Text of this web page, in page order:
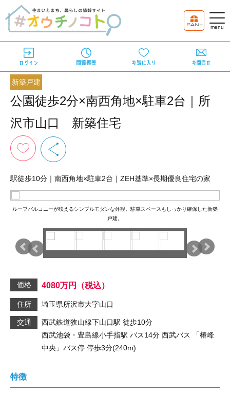
新築戸建
公園徒歩2分×南西角地×駐車2台｜所
沢市山口 新築住宅
駅徒歩10分｜南西角地×駐車2台｜ZEH基準×長期優良住宅の家
ルーフバルコニーが映えるシンプルモダンな外観。駐車スペースもしっかり確保した新築
戸建。
価格 4080万円 （税込）
住所 埼玉県所沢市大字山口
交通 西武鉄道狭山線下山口駅 徒歩10分
西武池袋・豊島線小手指駅 バス14分 西武バス
「椿峰
中央」バス停 停歩3分(240m)
特徴